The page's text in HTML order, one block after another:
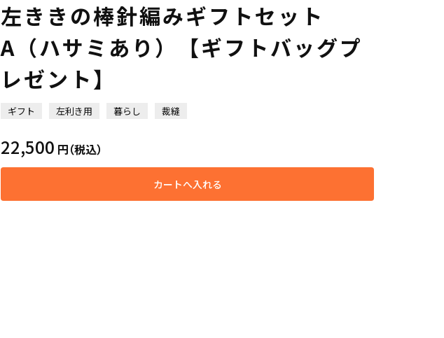
左ききの棒針編みギフトセット
A（ハサミあり）【ギフトバッグプ
レゼント】
ギフト 左利き用 暮らし 裁縫
22,500 円（税込）
カートへ入れる